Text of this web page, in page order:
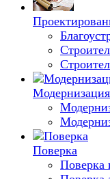
Поверка
Поверка